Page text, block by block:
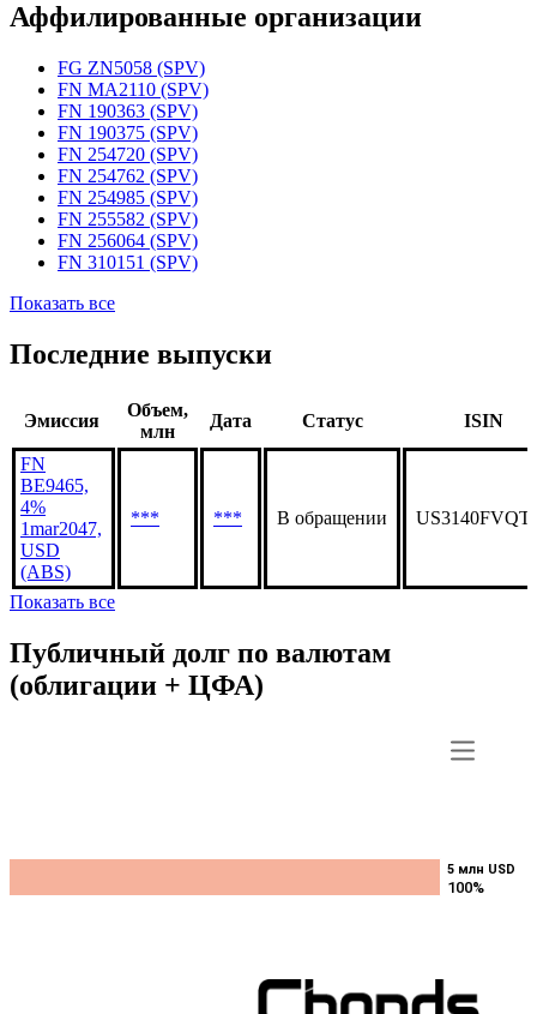
Аффилированные организации
FG ZN5058 (SPV)
FN MA2110 (SPV)
FN 190363 (SPV)
FN 190375 (SPV)
FN 254720 (SPV)
FN 254762 (SPV)
FN 254985 (SPV)
FN 255582 (SPV)
FN 256064 (SPV)
FN 310151 (SPV)
Показать все
Последние выпуски
Эмиссия
Объем,
млн
Дата Статус ISIN
FN
BE9465,
4%
1mar2047,
USD
(ABS)
*** *** В обращении
Показать все
Публичный долг по валютам
(облигации + ЦФА)
5 млн USD
100%
5 млн USD
100%